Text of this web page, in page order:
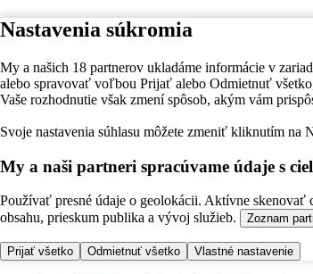
Nastavenia súkromia
My a našich 18 partnerov ukladáme informácie v
alebo spravovať voľbou Prijať alebo Odmietnuť
Vaše rozhodnutie však zmení spôsob, akým vám
Svoje nastavenia súhlasu môžete zmeniť kliknutím na
My a naši partneri spracúvame údaje s
Používať presné údaje o geolokácii. Aktívne skenovať
obsahu, prieskum publika a vývoj služieb.
Zoznam
Prijať všetko Odmietnuť všetko Vlastné nastavenie